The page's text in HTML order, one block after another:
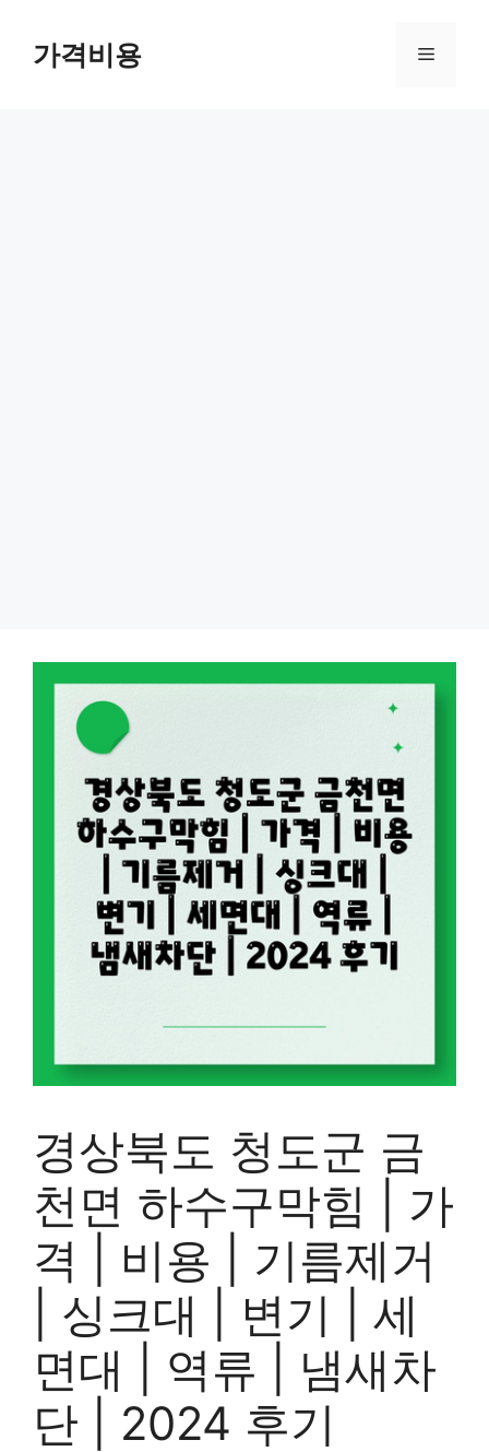
가격비용 메
경상북도 청도군 금
천면 하수구막힘 | 가
격 | 비용 | 기름제거
| 싱크대 | 변기 | 세
면대 | 역류 | 냄새차
단 | 2024 후기